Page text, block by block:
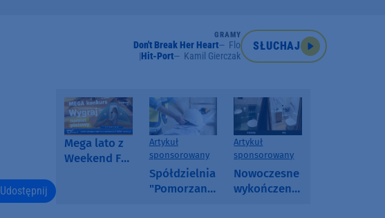
GRAMY
Don't Break Her Heart
Flo
Hit-Port
Kamil Gierczak
SŁUCHAJ
Udostępnij
Mega lato z
Weekend FM
Artykuł
sponsorowany
Spółdzielnia
"Pomorzanka"
Artykuł
sponsorowany
Nowoczesne
wykończenia